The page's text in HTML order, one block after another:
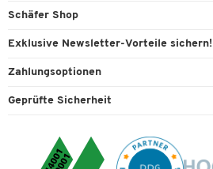
Reinigung & Hygiene
Technik
Umwelttechnik
Direktbestellung
Recycling
Lieferinformationen
Rufnummernüberblick
Schäfer Shop
Services & Leistungen
Workplace Solutions
Datenschutz
Exklusive Newsletter-Vorteile sichern!
Willkommensgeschenk
Expertenwissen
Zahlungsoptionen
Paypal
Bankeinzug
Geprüfte Sicherheit